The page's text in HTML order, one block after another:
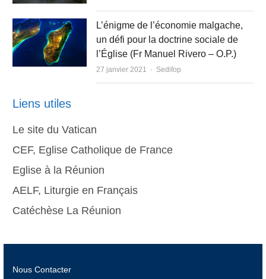
L’énigme de l’économie malgache,
un défi pour la doctrine sociale de
l’Église (Fr Manuel Rivero – O.P.)
27 janvier 2021 Author
Sedifop
Liens utiles
Le site du Vatican
CEF, Eglise Catholique de France
Eglise à la Réunion
AELF, Liturgie en Français
Catéchèse La Réunion
Nous Contacter